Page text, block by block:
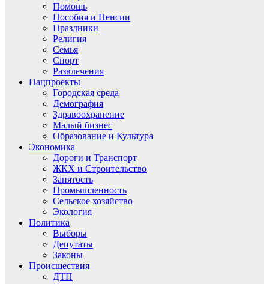
Помощь
Пособия и Пенсии
Праздники
Религия
Семья
Спорт
Развлечения
Нацпроекты
Городская среда
Демография
Здравоохранение
Малый бизнес
Образование и Культура
Экономика
Дороги и Транспорт
ЖКХ и Строительство
Занятость
Промышленность
Сельское хозяйство
Экология
Политика
Выборы
Депутаты
Законы
Происшествия
ДТП